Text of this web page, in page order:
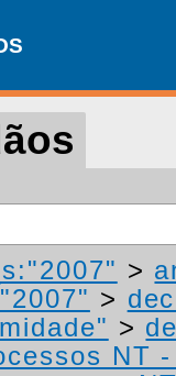
>
>
>
NT